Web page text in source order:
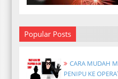
Popular Posts
CARA MUDAH
PENIPU KE